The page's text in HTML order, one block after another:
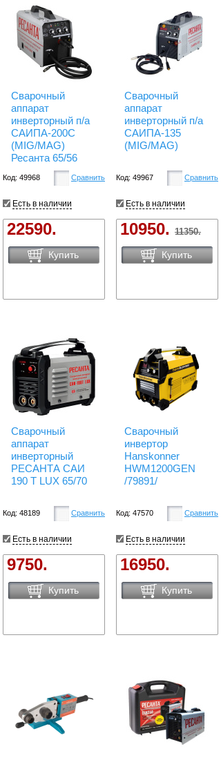
Сварочный
аппарат
инверторный п/а
САИПА-200С
(MIG/MAG)
Ресанта 65/56
Код: 49968 Сравнить
Есть в наличии
22590.
Купить
Сварочный
аппарат
инверторный п/а
САИПА-135
(MIG/MAG)
Код: 49967 Сравнить
Есть в наличии
10950. 11350.
Купить
Сварочный
аппарат
инверторный
РЕСАНТА САИ
190 Т LUX 65/70
Код: 48189 Сравнить
Есть в наличии
9750.
Купить
Сварочный
инвертор
Hanskonner
HWM1200GEN
/79891/
Код: 47570 Сравнить
Есть в наличии
16950.
Купить